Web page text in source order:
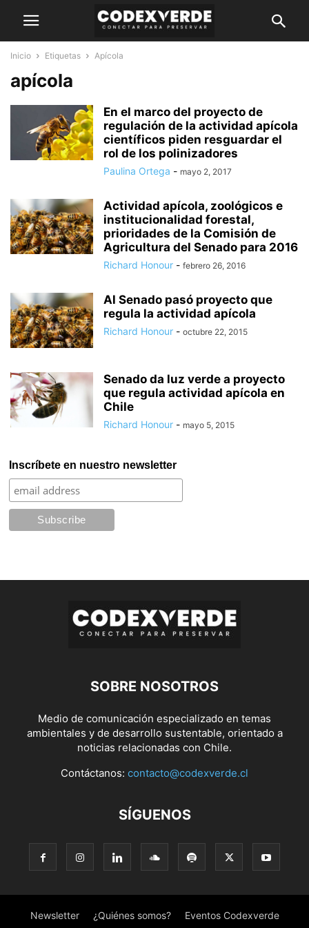
Inicio Etiquetas Apícola
apícola
En el marco del proyecto de
regulación de la actividad apícola
científicos piden resguardar el
rol de los polinizadores
Paulina Ortega - mayo 2, 2017
Actividad apícola, zoológicos e
institucionalidad forestal,
prioridades de la Comisión de
Agricultura del Senado para 2016
Richard Honour - febrero 26, 2016
Al Senado pasó proyecto que
regula la actividad apícola
Richard Honour - octubre 22, 2015
Senado da luz verde a proyecto
que regula actividad apícola en
Chile
Richard Honour - mayo 5, 2015
Inscríbete en nuestro newsletter
SOBRE NOSOTROS
Medio de comunicación especializado en temas
ambientales y de desarrollo sustentable, orientado a
noticias relacionadas con Chile.
Contáctanos: contacto@codexverde.cl
SÍGUENOS
Newsletter ¿Quiénes somos? Eventos Codexverde